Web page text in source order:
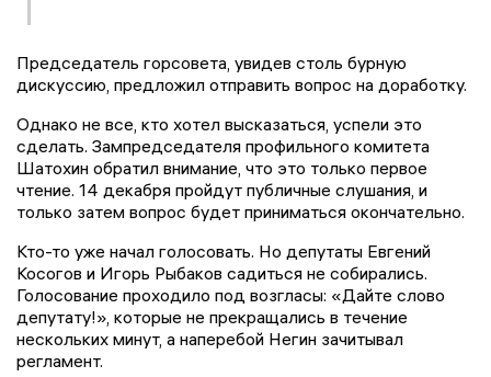
Председатель горсовета, увидев столь бурную
дискуссию, предложил отправить вопрос на доработку.
Однако не все, кто хотел высказаться, успели это
сделать. Зампредседателя профильного комитета
Шатохин обратил внимание, что это только первое
чтение. 14 декабря пройдут публичные слушания, и
только затем вопрос будет приниматься окончательно.
Кто-то уже начал голосовать. Но депутаты Евгений
Косогов и Игорь Рыбаков садиться не собирались.
Голосование проходило под возгласы: «Дайте слово
депутату!», которые не прекращались в течение
нескольких минут, а наперебой Негин зачитывал
регламент.